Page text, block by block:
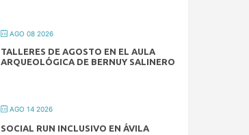
AGO 08 2026
TALLERES DE AGOSTO EN EL AULA
ARQUEOLÓGICA DE BERNUY SALINERO
AGO 14 2026
SOCIAL RUN INCLUSIVO EN ÁVILA